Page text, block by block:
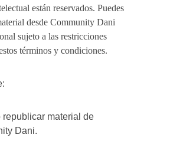
están reservados. Puedes
desde Community Dani
sujeto a las restricciones
términos y condiciones.
republicar material de
Dani.